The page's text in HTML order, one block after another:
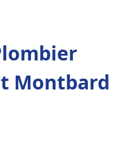
Montbard